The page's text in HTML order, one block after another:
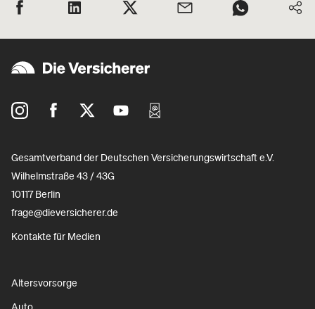
Gesamtverband der Deutschen Versicherungswirtschaft e.V.
Wilhelmstraße 43 / 43G
10117 Berlin
frage@dieversicherer.de
Kontakte für Medien
Altersvorsorge